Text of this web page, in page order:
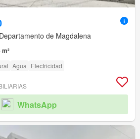
de Magdalena
Agua Electricidad
WhatsApp